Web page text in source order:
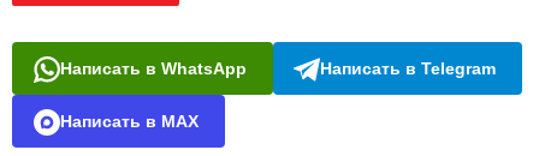
Написать в WhatsApp Написать в Telegram
Написать в MAX